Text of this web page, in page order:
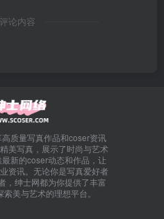
论内容
质量写真作品和coser资讯
美写真，展示了时尚与艺术
新的coser动态和作品，让
资讯。无论你是写真爱好者
，绅士网都为你提供了丰富
美与艺术的理想平台。